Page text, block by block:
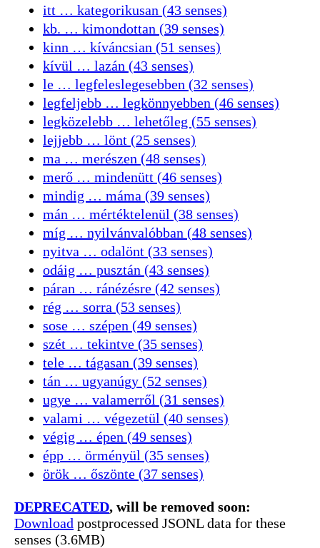
itt … kategorikusan (43 senses)
kb. … kimondottan (39 senses)
kinn … kíváncsian (51 senses)
kívül … lazán (43 senses)
le … legfeleslegesebben (32 senses)
legfeljebb … legkönnyebben (46 senses)
legközelebb … lehetőleg (55 senses)
lejjebb … lönt (25 senses)
ma … merészen (48 senses)
merő … mindenütt (46 senses)
mindig … máma (39 senses)
mán … mértéktelenül (38 senses)
míg … nyilvánvalóbban (48 senses)
nyitva … odalönt (33 senses)
odáig … pusztán (43 senses)
páran … ránézésre (42 senses)
rég … sorra (53 senses)
sose … szépen (49 senses)
szét … tekintve (35 senses)
tele … tágasan (39 senses)
tán … ugyanúgy (52 senses)
ugye … valamerről (31 senses)
valami … végezetül (40 senses)
végig … épen (49 senses)
épp … örményül (35 senses)
örök … őszönte (37 senses)
DEPRECATED, will be removed soon:
Download postprocessed JSONL data for these
senses (3.6MB)